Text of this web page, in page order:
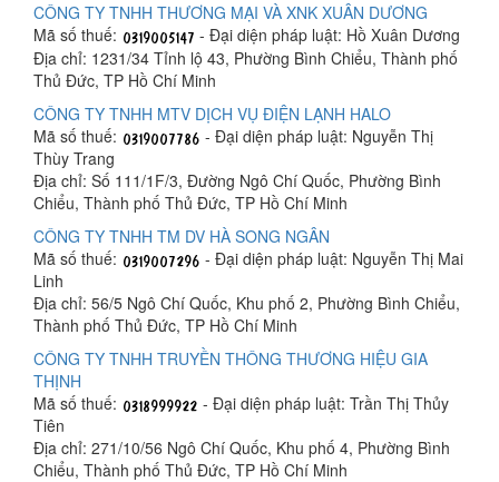
CÔNG TY TNHH THƯƠNG MẠI VÀ XNK XUÂN DƯƠNG
Mã số thuế:
- Đại diện pháp luật: Hồ Xuân Dương
Địa chỉ: 1231/34 Tỉnh lộ 43, Phường Bình Chiểu, Thành phố
Thủ Đức, TP Hồ Chí Minh
CÔNG TY TNHH MTV DỊCH VỤ ĐIỆN LẠNH HALO
Mã số thuế:
- Đại diện pháp luật: Nguyễn Thị
Thùy Trang
Địa chỉ: Số 111/1F/3, Đường Ngô Chí Quốc, Phường Bình
Chiểu, Thành phố Thủ Đức, TP Hồ Chí Minh
CÔNG TY TNHH TM DV HÀ SONG NGÂN
Mã số thuế:
- Đại diện pháp luật: Nguyễn Thị Mai
Linh
Địa chỉ: 56/5 Ngô Chí Quốc, Khu phố 2, Phường Bình Chiểu,
Thành phố Thủ Đức, TP Hồ Chí Minh
CÔNG TY TNHH TRUYỀN THÔNG THƯƠNG HIỆU GIA
THỊNH
Mã số thuế:
- Đại diện pháp luật: Trần Thị Thủy
Tiên
Địa chỉ: 271/10/56 Ngô Chí Quốc, Khu phố 4, Phường Bình
Chiểu, Thành phố Thủ Đức, TP Hồ Chí Minh